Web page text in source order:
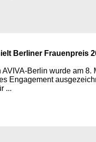
Berliner Frauenpreis
AVIVA-Berlin wurde am
Engagement
...